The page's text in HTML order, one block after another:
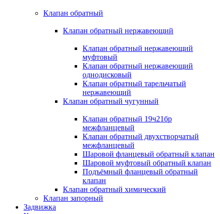
Клапан обратный
Клапан обратный нержавеющий
Клапан обратный нержавеющий
муфтовый
Клапан обратный нержавеющий
однодисковый
Клапан обратный тарельчатый
нержавеющий
Клапан обратный чугунный
Клапан обратный 19ч21бр
межфланцевый
Клапан обратный двухстворчатый
межфланцевый
Шаровой фланцевый обратный клапан
Шаровой муфтовый обратный клапан
Подъёмный фланцевый обратный
клапан
Клапан обратный химический
Клапан запорный
Задвижка